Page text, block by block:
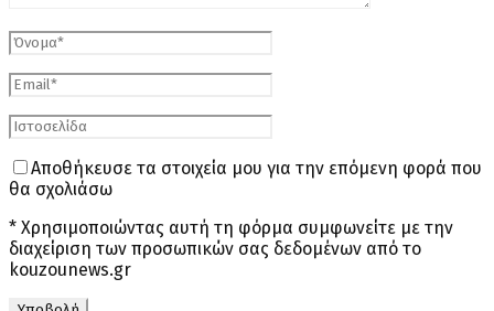
Αποθήκευσε τα στοιχεία μου για την επόμενη φορά που
θα σχολιάσω
* Χρησιμοποιώντας αυτή τη φόρμα συμφωνείτε με την
διαχείριση των προσωπικών σας δεδομένων από το
kouzounews.gr